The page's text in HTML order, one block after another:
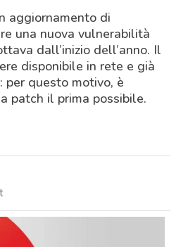
aggiornamento di
una nuova vulnerabilità
dall’inizio dell’anno. Il
disponibile in rete e già
questo motivo, è
patch il prima possibile.